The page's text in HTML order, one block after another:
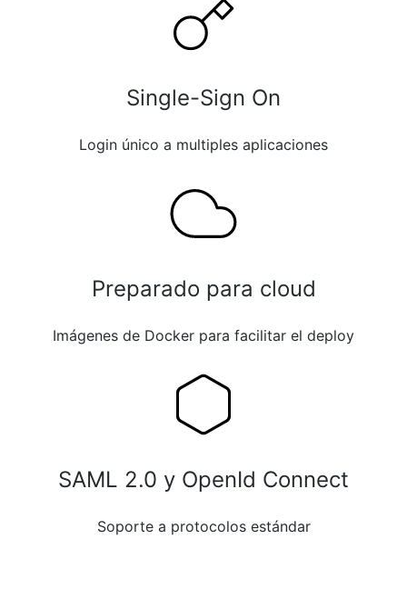
Single-Sign On
Login único a multiples aplicaciones
Preparado para cloud
Imágenes de Docker para facilitar el deploy
SAML 2.0 y OpenId Connect
Soporte a protocolos estándar